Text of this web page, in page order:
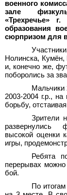
военного
зале
«Трехречье» г.
образования
сюрпризом для
Нолинска,
и, конечно же,
поборолись за
Мальчики
2003-2004 г.р.,
борьбу,
Зрители
развернулись
высокой оценки
игры,
Ребята
перерывах
бой.
По